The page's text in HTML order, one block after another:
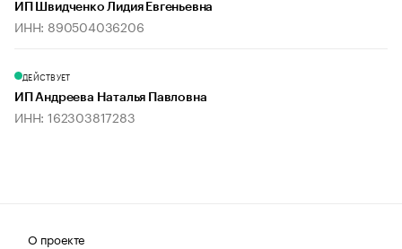
ИП Швидченко Лидия Евгеньевна
ИНН: 890504036206
ДЕЙСТВУЕТ
ИП Андреева Наталья Павловна
ИНН: 162303817283
О проекте